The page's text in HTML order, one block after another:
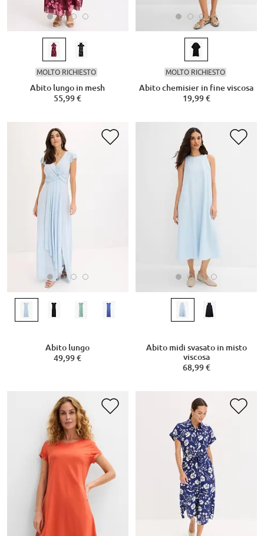
MOLTO RICHIESTO
Abito lungo in mesh
55,99 €
MOLTO RICHIESTO
Abito chemisier in fine viscosa
19,99 €
Abito lungo
49,99 €
Abito midi svasato in misto
viscosa
68,99 €